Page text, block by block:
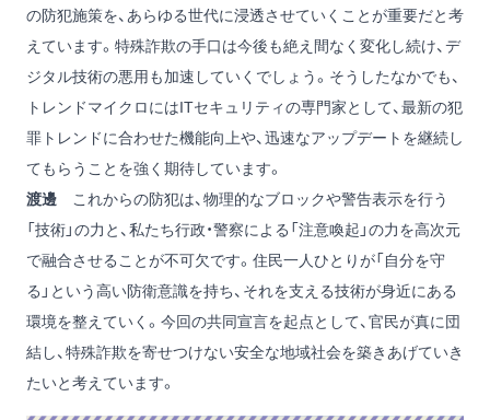
の防犯施策を、あらゆる世代に浸透させていくことが重要だと考
えています。特殊詐欺の手口は今後も絶え間なく変化し続け、デ
ジタル技術の悪用も加速していくでしょう。そうしたなかでも、
トレンドマイクロにはITセキュリティの専門家として、最新の犯
罪トレンドに合わせた機能向上や、迅速なアップデートを継続し
てもらうことを強く期待しています。
渡邊 これからの防犯は、物理的なブロックや警告表示を行う
「技術」の力と、私たち行政・警察による「注意喚起」の力を高次元
で融合させることが不可欠です。住民一人ひとりが「自分を守
る」という高い防衛意識を持ち、それを支える技術が身近にある
環境を整えていく。今回の共同宣言を起点として、官民が真に団
結し、特殊詐欺を寄せつけない安全な地域社会を築きあげていき
たいと考えています。